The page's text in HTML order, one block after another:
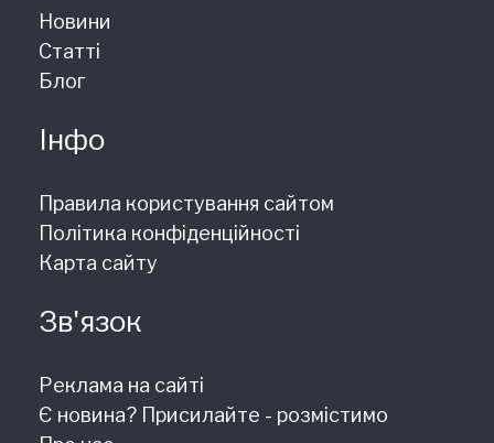
Новини
Статті
Блог
Інфо
Правила користування сайтом
Політика конфіденційності
Карта сайту
Зв'язок
Реклама на сайті
Є новина? Присилайте - розмістимо